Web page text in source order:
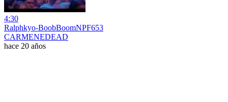
4:30
Ralphkyo-BoobBoomNPF653
CARMENEDEAD
hace 20 años